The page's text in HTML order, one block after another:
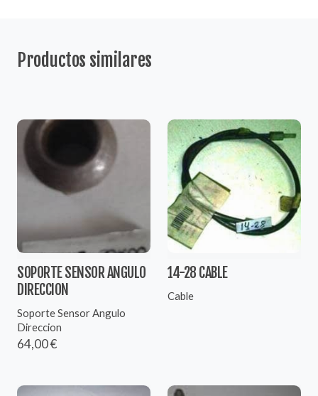
Productos similares
SOPORTE SENSOR ANGULO
DIRECCION
Soporte Sensor Angulo
Direccion
64,00 €
14-28 CABLE
Cable